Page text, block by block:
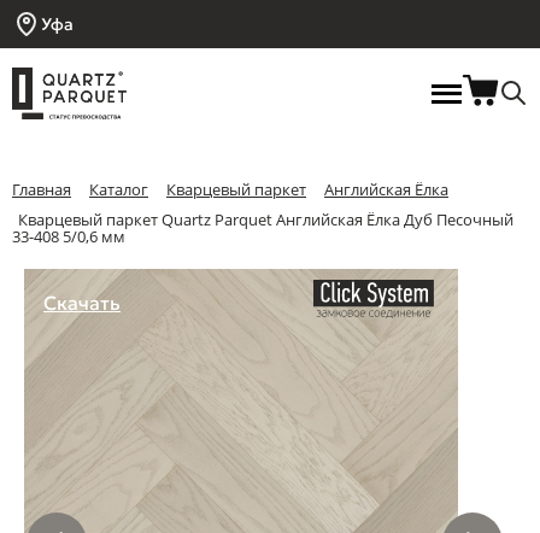
Уфа
Главная Каталог Кварцевый паркет
Английская Ёлка
Кварцевый паркет Quartz Parquet Английская Ёлка Дуб Песочный
33-408 5/0,6 мм
Скачать